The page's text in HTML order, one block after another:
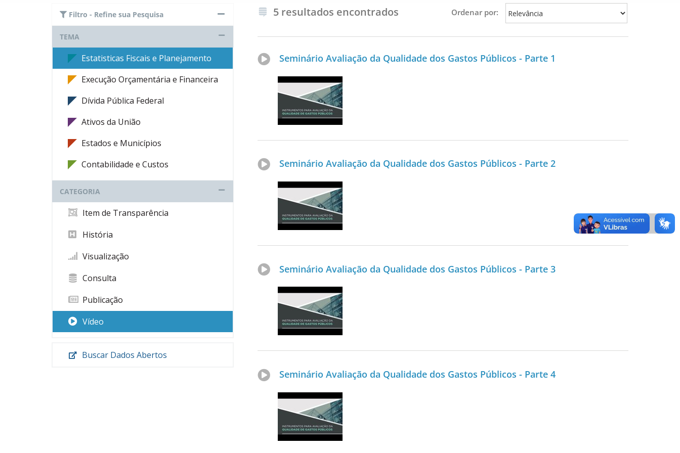
Filtro - Refine sua Pesquisa
TEMA
Estatisticas Fiscais e Planejamento
Execução Orçamentária e Financeira
Dívida Pública Federal
Ativos da União
Estados e Municípios
Contabilidade e Custos
CATEGORIA
Item de Transparência
História
Visualização
Consulta
Publicação
Vídeo
Buscar Dados Abertos
5 resultados encontrados Ordenar por:
Seminário Avaliação da Qualidade dos Gastos Públicos - Parte 1
Seminário Avaliação da Qualidade dos Gastos Públicos - Parte 2
Seminário Avaliação da Qualidade dos Gastos Públicos - Parte 3
Seminário Avaliação da Qualidade dos Gastos Públicos - Parte 4